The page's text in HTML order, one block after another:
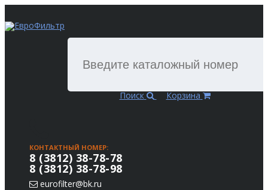
Поиск Корзина
КОНТАКТНЫЙ НОМЕР:
8 (3812) 38-78-78
8 (3812) 38-78-98
eurofilter@bk.ru